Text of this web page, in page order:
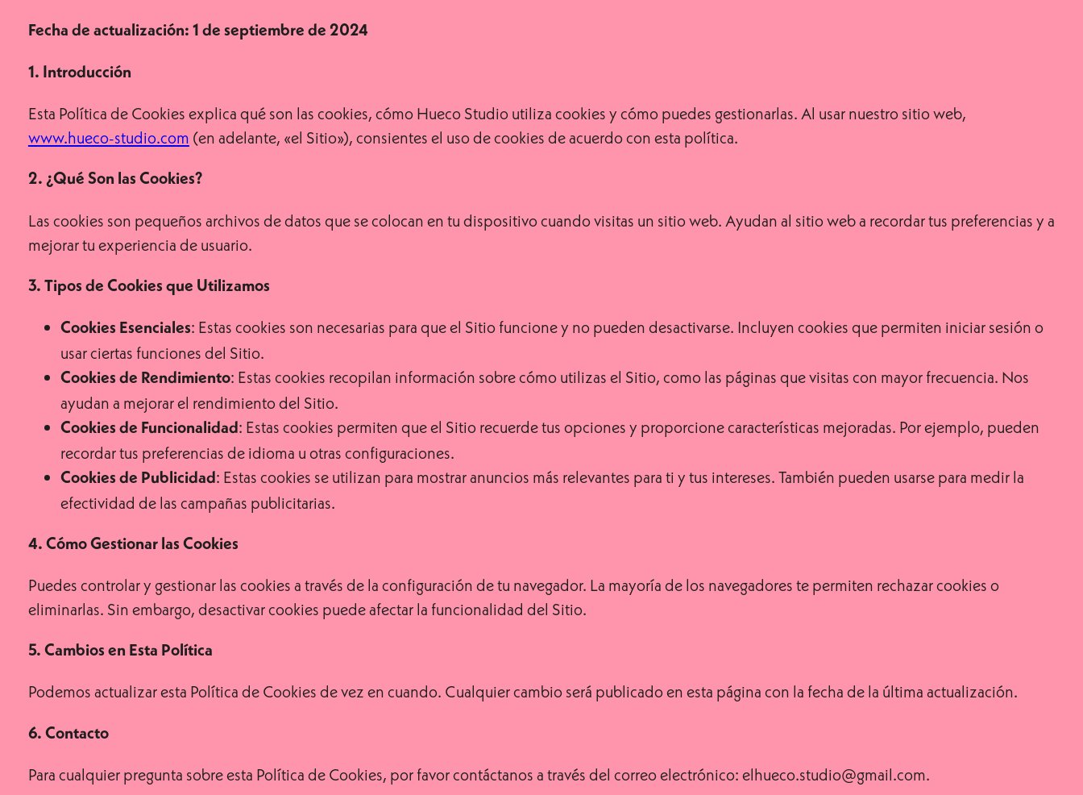
Fecha de actualización: 1 de septiembre de 2024
1. Introducción
Esta Política de Cookies explica qué son las cookies, cómo Hueco Studio utiliza cookies y cómo puedes gestionarlas. Al usar nuestro sitio web,
www.hueco-studio.com (en adelante, «el Sitio»), consientes el uso de cookies de acuerdo con esta política.
2. ¿Qué Son las Cookies?
Las cookies son pequeños archivos de datos que se colocan en tu dispositivo cuando visitas un sitio web. Ayudan al sitio web a recordar tus preferencias y a
mejorar tu experiencia de usuario.
3. Tipos de Cookies que Utilizamos
Cookies Esenciales: Estas cookies son necesarias para que el Sitio funcione y no pueden desactivarse. Incluyen cookies que permiten iniciar sesión o
usar ciertas funciones del Sitio.
Cookies de Rendimiento: Estas cookies recopilan información sobre cómo utilizas el Sitio, como las páginas que visitas con mayor frecuencia. Nos
ayudan a mejorar el rendimiento del Sitio.
Cookies de Funcionalidad: Estas cookies permiten que el Sitio recuerde tus opciones y proporcione características mejoradas. Por ejemplo, pueden
recordar tus preferencias de idioma u otras configuraciones.
Cookies de Publicidad: Estas cookies se utilizan para mostrar anuncios más relevantes para ti y tus intereses. También pueden usarse para medir la
efectividad de las campañas publicitarias.
4. Cómo Gestionar las Cookies
Puedes controlar y gestionar las cookies a través de la configuración de tu navegador. La mayoría de los navegadores te permiten rechazar cookies o
eliminarlas. Sin embargo, desactivar cookies puede afectar la funcionalidad del Sitio.
5. Cambios en Esta Política
Podemos actualizar esta Política de Cookies de vez en cuando. Cualquier cambio será publicado en esta página con la fecha de la última actualización.
6. Contacto
Para cualquier pregunta sobre esta Política de Cookies, por favor contáctanos a través del correo electrónico: elhueco.studio@gmail.com.